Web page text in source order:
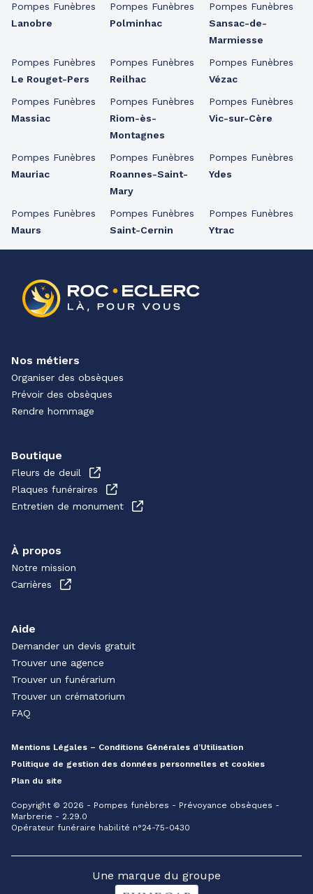
Pompes Funèbres
Lanobre
Pompes Funèbres
Le Rouget-Pers
Pompes Funèbres
Massiac
Pompes Funèbres
Mauriac
Pompes Funèbres
Maurs
Pompes Funèbres
Polminhac
Pompes Funèbres
Reilhac
Pompes Funèbres
Riom-ès-
Montagnes
Pompes Funèbres
Roannes-Saint-
Mary
Pompes Funèbres
Saint-Cernin
Pompes Funèbres
Sansac-de-
Marmiesse
Pompes Funèbres
Vézac
Pompes Funèbres
Vic-sur-Cère
Pompes Funèbres
Ydes
Pompes Funèbres
Ytrac
Nos métiers
Organiser des obsèques
Prévoir des obsèques
Rendre hommage
Boutique
Fleurs de deuil
Plaques funéraires
Entretien de monument
À propos
Notre mission
Carrières
Aide
Demander un devis gratuit
Trouver une agence
Trouver un funérarium
Trouver un crématorium
FAQ
Mentions Légales – Conditions Générales d’Utilisation
Politique de gestion des données personnelles et cookies
Plan du site
Copyright © 2026 - Pompes funèbres - Prévoyance obsèques -
Marbrerie - 2.29.0
Opérateur funéraire habilité n°24-75-0430
Une marque du groupe